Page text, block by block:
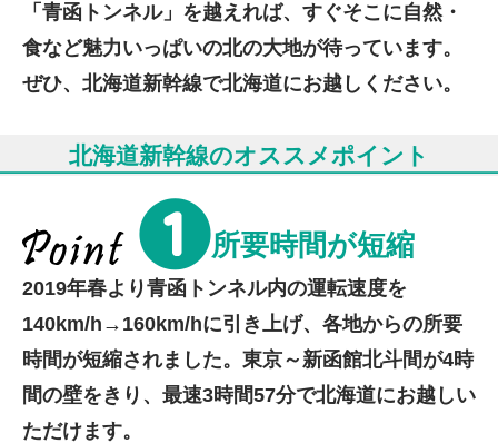
「青函トンネル」を越えれば、すぐそこに自然・
食など魅力いっぱいの北の大地が待っています。
ぜひ、北海道新幹線で北海道にお越しください。
北海道新幹線のオススメポイント
所要時間が短縮
2019年春より青函トンネル内の運転速度を
140km/h→160km/hに引き上げ、各地からの所要
時間が短縮されました。東京～新函館北斗間が4時
間の壁をきり、最速3時間57分で北海道にお越しい
ただけます。